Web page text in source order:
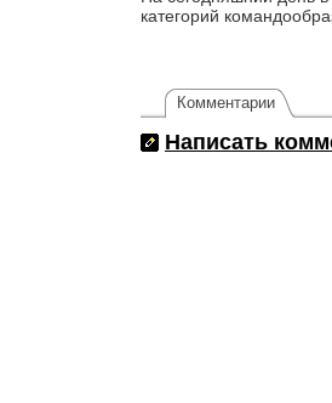
категорий
Комментарии
Написать